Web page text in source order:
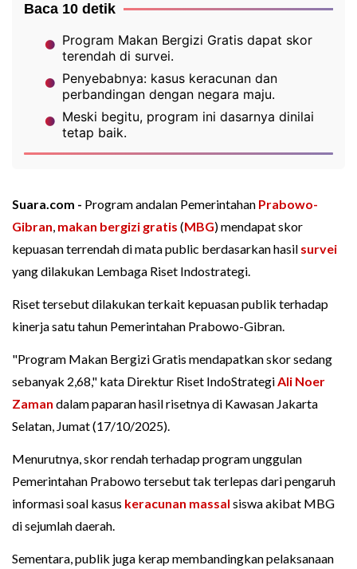
Baca 10 detik
Program Makan Bergizi Gratis dapat skor
terendah di survei.
Penyebabnya: kasus keracunan dan
perbandingan dengan negara maju.
Meski begitu, program ini dasarnya dinilai
tetap baik.
Suara.com - Program andalan Pemerintahan Prabowo-
Gibran, makan bergizi gratis (MBG) mendapat skor
kepuasan terrendah di mata public berdasarkan hasil survei
yang dilakukan Lembaga Riset Indostrategi.
Riset tersebut dilakukan terkait kepuasan publik terhadap
kinerja satu tahun Pemerintahan Prabowo-Gibran.
"Program Makan Bergizi Gratis mendapatkan skor sedang
sebanyak 2,68," kata Direktur Riset IndoStrategiAli Noer
Zaman dalam paparan hasil risetnya di Kawasan Jakarta
Selatan, Jumat (17/10/2025).
Menurutnya, skor rendah terhadap program unggulan
Pemerintahan Prabowo tersebut tak terlepas dari pengaruh
informasi soal kasus keracunan massal siswa akibat MBG
di sejumlah daerah.
Sementara, publik juga kerap membandingkan pelaksanaan